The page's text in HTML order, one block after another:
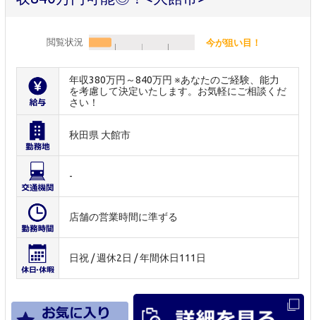
閲覧状況 今が狙い目！
年収380万円～840万円 ※あなたのご経験、能力
を考慮して決定いたします。お気軽にご相談くだ
さい！
秋田県 大館市
-
店舗の営業時間に準ずる
日祝 / 週休2日 / 年間休日111日